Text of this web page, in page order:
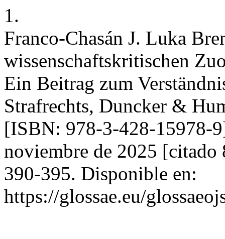
1.
Franco-Chasán J. Luka
wissenschaftskritischen
Ein Beitrag zum
Strafrechts, Duncker &
[ISBN: 978-3-428-15978-
noviembre de 2025
390-395. Disponible en:
https://glossae.eu/